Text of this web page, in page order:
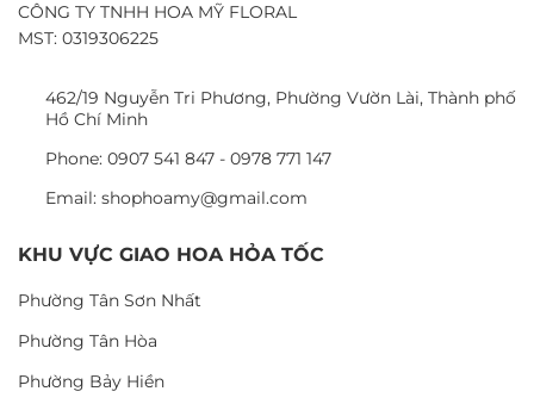
CÔNG TY TNHH HOA MỸ FLORAL
MST: 0319306225
462/19 Nguyễn Tri Phương, Phường Vườn Lài, Thành phố
Hồ Chí Minh
Phone: 0907 541 847 - 0978 771 147
Email: shophoamy@gmail.com
KHU VỰC GIAO HOA HỎA TỐC
Phường Tân Sơn Nhất
Phường Tân Hòa
Phường Bảy Hiền